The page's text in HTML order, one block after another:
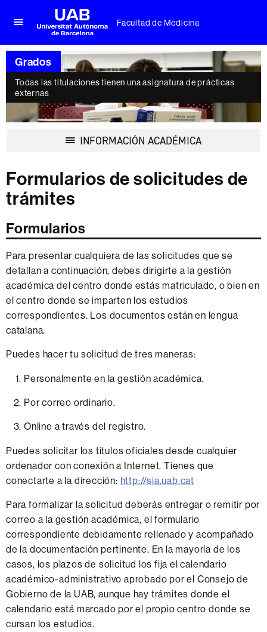
aquí
para
desplegar
el
menú
de
Facultad
Universitat
Autònoma
de
Barcelona
Facultad de Medicina
Grados
Todas las titulaciones tienen una asignatura de prácticas
externas
INFORMACIÓN ACADÉMICA
Formularios de solicitudes de
trámites
Formularios
Para presentar cualquiera de las solicitudes que se
detallan a continuación, debes dirigirte a la gestión
académica del centro donde estás matriculado, o bien en
el centro donde se imparten los estudios
correspondientes. Los documentos están en lengua
catalana.
Puedes hacer tu solicitud de tres maneras:
Personalmente en la gestión académica.
Por correo ordinario.
Online a través del registro.
Puedes solicitar los títulos oficiales desde cualquier
ordenador con conexión a Internet. Tienes que
conectarte a la dirección: http://sia.uab.cat
Para formalizar la solicitud deberás entregar o remitir por
correo a la gestión académica, el formulario
correspondiente debidamente rellenado y acompañado
de la documentación pertinente. En la mayoría de los
casos, los plazos de solicitud los fija el calendario
académico-administrativo aprobado por el Consejo de
Gobierno de la UAB, aunque hay trámites donde el
calendario está marcado por el propio centro donde se
cursan los estudios.